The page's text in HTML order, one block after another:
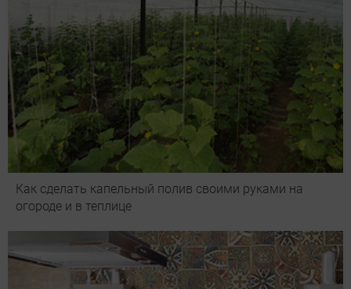
Как сделать капельный полив своими руками на
огороде и в теплице